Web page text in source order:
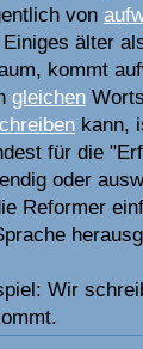
von
älter
kommt
gleichen
kann,
für die
oder
Reformer
Wir